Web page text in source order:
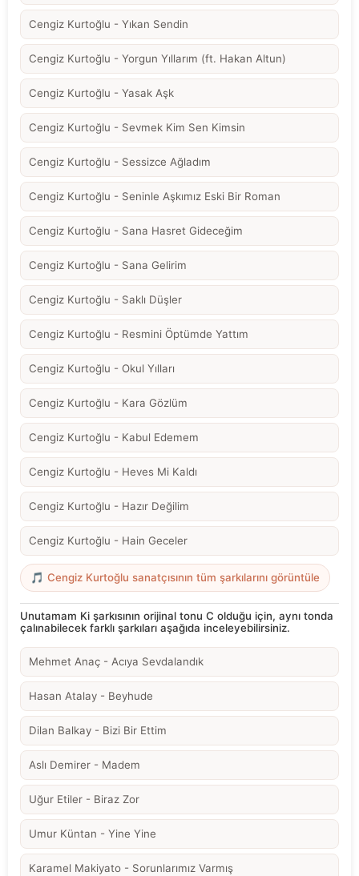
Cengiz Kurtoğlu - Yıkan Sendin
Cengiz Kurtoğlu - Yorgun Yıllarım (ft. Hakan Altun)
Cengiz Kurtoğlu - Yasak Aşk
Cengiz Kurtoğlu - Sevmek Kim Sen Kimsin
Cengiz Kurtoğlu - Sessizce Ağladım
Cengiz Kurtoğlu - Seninle Aşkımız Eski Bir Roman
Cengiz Kurtoğlu - Sana Hasret Gideceğim
Cengiz Kurtoğlu - Sana Gelirim
Cengiz Kurtoğlu - Saklı Düşler
Cengiz Kurtoğlu - Resmini Öptümde Yattım
Cengiz Kurtoğlu - Okul Yılları
Cengiz Kurtoğlu - Kara Gözlüm
Cengiz Kurtoğlu - Kabul Edemem
Cengiz Kurtoğlu - Heves Mi Kaldı
Cengiz Kurtoğlu - Hazır Değilim
Cengiz Kurtoğlu - Hain Geceler
🎵 Cengiz Kurtoğlu sanatçısının tüm şarkılarını görüntüle
Unutamam Ki şarkısının orijinal tonu C olduğu için, aynı tonda
çalınabilecek farklı şarkıları aşağıda inceleyebilirsiniz.
Mehmet Anaç - Acıya Sevdalandık
Hasan Atalay - Beyhude
Dilan Balkay - Bizi Bir Ettim
Aslı Demirer - Madem
Uğur Etiler - Biraz Zor
Umur Küntan - Yine Yine
Karamel Makiyato - Sorunlarımız Varmış